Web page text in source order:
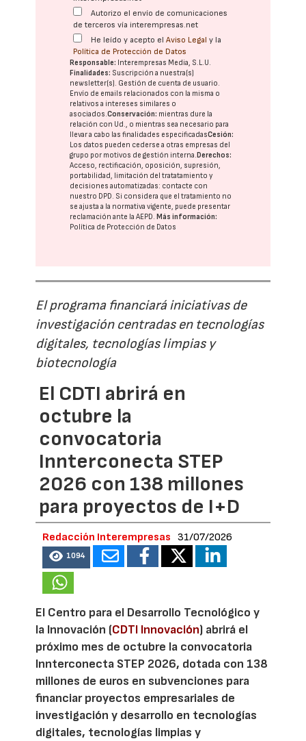
Autorizo el envío de comunicaciones
de terceros vía interempresas.net
He leído y acepto elAviso Legal y la
Política de Protección de Datos
Responsable: Interempresas Media, S.L.U.
Finalidades: Suscripción a nuestra(s)
newsletter(s). Gestión de cuenta de usuario.
Envío de emails relacionados con la misma o
relativos a intereses similares o
asociados.Conservación: mientras dure la
relación con Ud., o mientras sea necesario para
llevar a cabo las finalidades especificadasCesión:
Los datos pueden cederse a otras empresas del
grupo por motivos de gestión interna. Derechos:
Acceso, rectificación, oposición, supresión,
portabilidad, limitación del tratatamiento y
decisiones automatizadas: contacte con
nuestro DPD. Si considera que el tratamiento no
se ajusta a la normativa vigente, puede presentar
reclamación ante laAEPD. Más información:
Política de Protección de Datos
El programa financiará iniciativas de
investigación centradas en tecnologías
digitales, tecnologías limpias y
biotecnología
El CDTI abrirá en
octubre la
convocatoria
Innterconecta STEP
2026 con 138 millones
para proyectos de I+D
Redacción Interempresas 31/07/2026
1094
El Centro para el Desarrollo Tecnológico y
la Innovación (CDTI Innovación) abrirá el
próximo mes de octubre la convocatoria
Innterconecta STEP 2026, dotada con 138
millones de euros en subvenciones para
financiar proyectos empresariales de
investigación y desarrollo en tecnologías
digitales, tecnologías limpias y